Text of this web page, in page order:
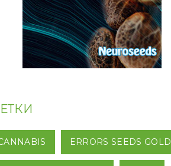
ERRORS SEEDS GOLD